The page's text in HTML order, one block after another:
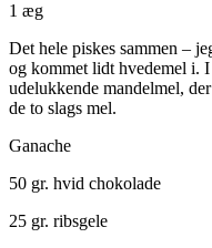
1 æg
Det hele piskes sammen –
og kommet lidt hvedemel i.
udelukkende mandelmel,
de to slags mel.
Ganache
50 gr. hvid chokolade
25 gr. ribsgele